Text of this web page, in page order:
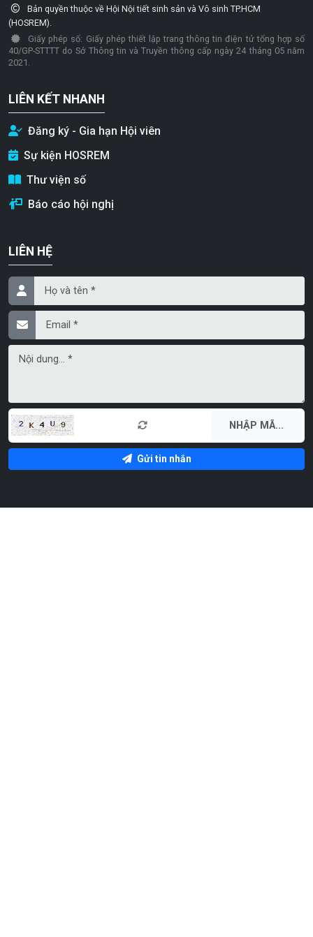
Bản quyền thuộc về Hội Nội tiết sinh sản và Vô sinh TP.HCM
(HOSREM).
Giấy phép số: Giấy phép thiết lập trang thông tin điện tử tổng hợp số
40/GP-STTTT do Sở Thông tin và Truyền thông cấp ngày 24 tháng 05 năm
2021.
LIÊN KẾT NHANH
Đăng ký - Gia hạn Hội viên
Sự kiện HOSREM
Thư viện số
Báo cáo hội nghị
LIÊN HỆ
Gửi tin nhắn